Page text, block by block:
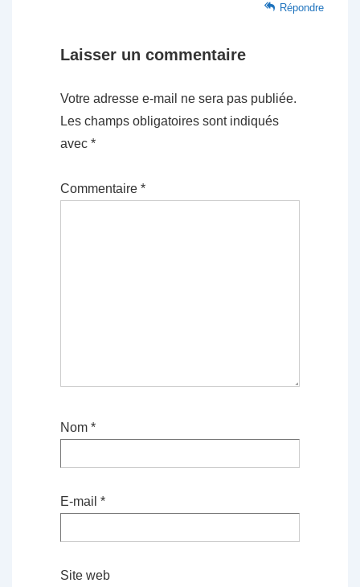
Répondre
Laisser un commentaire
Votre adresse e-mail ne sera pas publiée.
Les champs obligatoires sont indiqués
avec *
Commentaire *
Nom *
E-mail *
Site web